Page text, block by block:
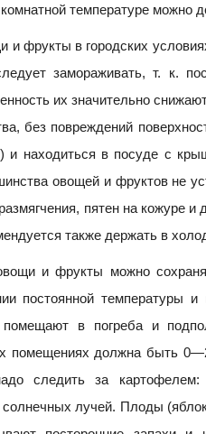
температуре можно
и фрукты в городских
замораживать, т. к.
их значительно
без повреждений
находиться в посуде с
овощей и фруктов не
пятен на кожуре
также держать в
и фрукты можно
постоянной температуры
в погреба и
помещениях должна быть
следить за
лучей. Плоды